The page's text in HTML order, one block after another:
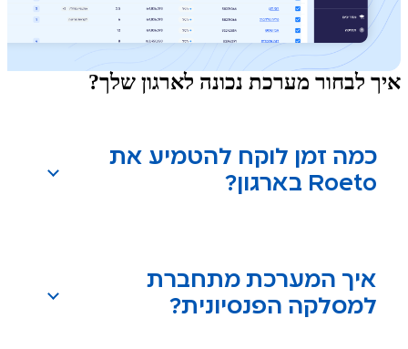
איך לבחור מערכת נכונה לארגון שלך?
כמה זמן לוקח להטמיע את
Roeto בארגון?
איך המערכת מתחברת
למסלקה הפנסיונית?